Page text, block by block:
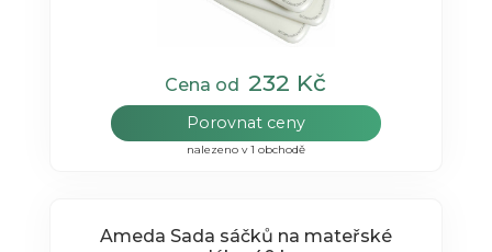
Cena od232 Kč
Porovnat ceny
nalezeno v 1 obchodě
Ameda Sada sáčků na mateřské